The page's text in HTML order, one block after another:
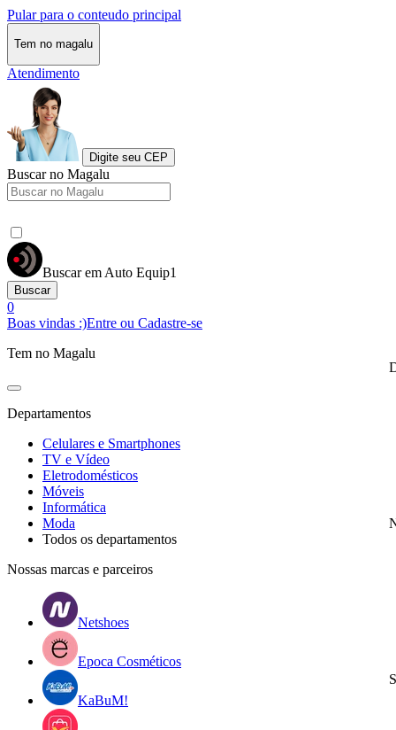
Pular para o conteudo principal
Tem no magalu
Atendimento
Digite seu CEP
Buscar no Magalu
Buscar em Auto Equip1
Buscar
0
Boas vindas :)Entre ou Cadastre-se
Tem no Magalu
Departamentos
Celulares e Smartphones
TV e Vídeo
Eletrodomésticos
Móveis
Informática
Moda
Todos os departamentos
Nossas marcas e parceiros
Netshoes
Epoca Cosméticos
KaBuM!